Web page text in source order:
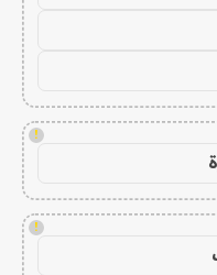
!
!